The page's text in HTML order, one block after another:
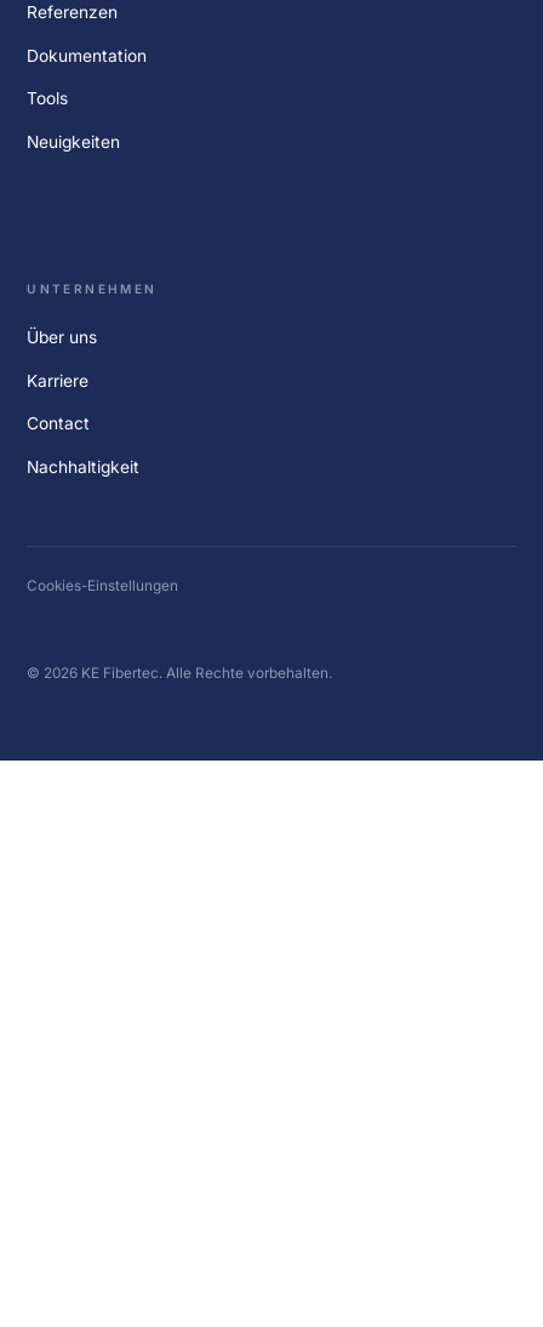
Referenzen
Dokumentation
Tools
Neuigkeiten
UNTERNEHMEN
Über uns
Karriere
Contact
Nachhaltigkeit
© 2026 KE Fibertec. Alle Rechte vorbehalten.
Cookies-Einstellungen